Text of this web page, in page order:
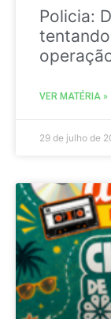
Policia:
VER MATÉRIA »
29 de julho de